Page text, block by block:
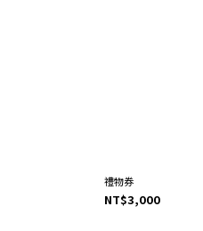
禮物券
NT$3,000